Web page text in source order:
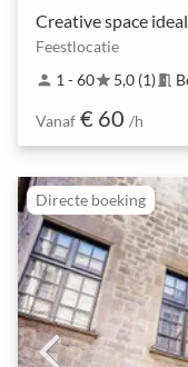
Creative space
Feestlocatie
person 1 - 60star5,0 (1) meeting_room
Vanaf € 60 /h
Directe boeking